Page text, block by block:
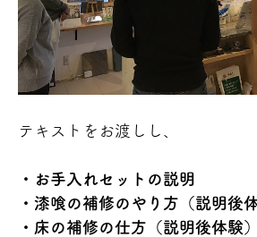
テキストをお渡しし、
・お手入れセットの説明
・漆喰の補修のやり方（説明後体
・床の補修の仕方（説明後体験）